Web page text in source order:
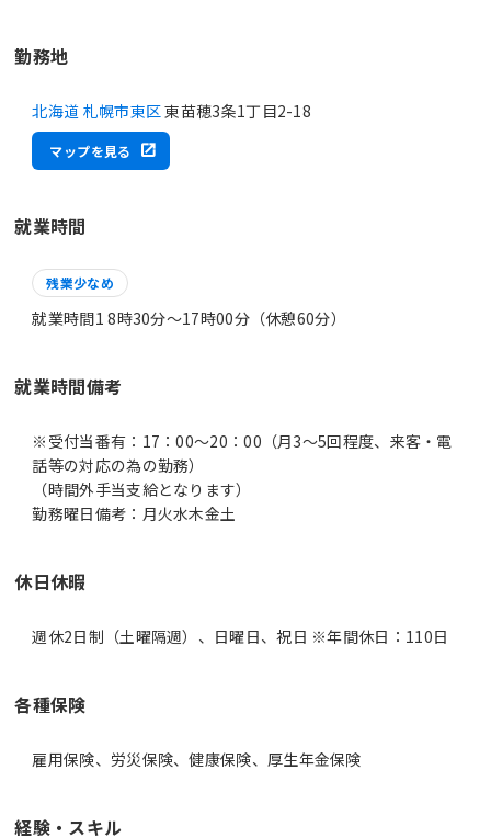
勤務地
北海道 札幌市東区東苗穂3条1丁目2-18
マップを見る
就業時間
残業少なめ
就業時間1 8時30分〜17時00分（休憩60分）
就業時間備考
※受付当番有：17：00～20：00（月3～5回程度、来客・電
話等の対応の為の勤務）
（時間外手当支給となります）
休日休暇
週休2日制（土曜隔週）、日曜日、祝日 ※年間休日：110日
各種保険
雇用保険、労災保険、健康保険、厚生年金保険
経験・スキル